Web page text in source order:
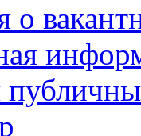
о